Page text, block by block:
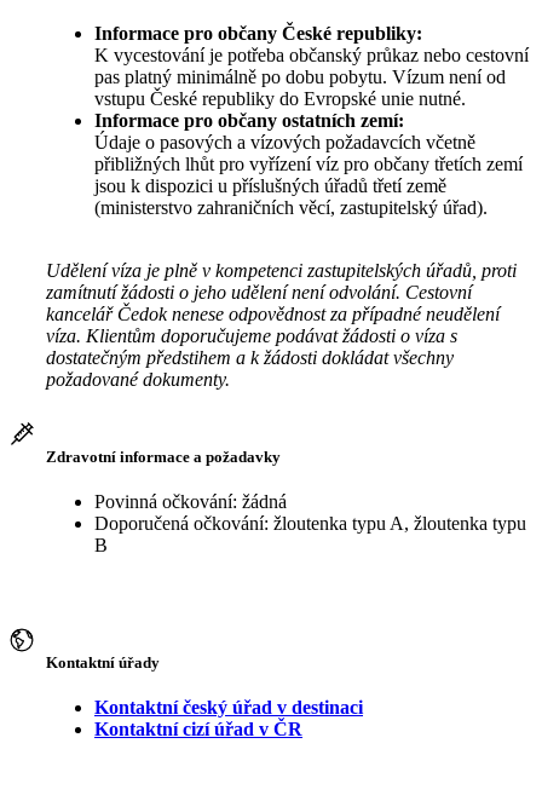
Informace pro občany České republiky:
K vycestování je potřeba občanský průkaz nebo cestovní
pas platný minimálně po dobu pobytu. Vízum není od
vstupu České republiky do Evropské unie nutné.
Informace pro občany ostatních zemí:
Údaje o pasových a vízových požadavcích včetně
přibližných lhůt pro vyřízení víz pro občany třetích zemí
jsou k dispozici u příslušných úřadů třetí země
(ministerstvo zahraničních věcí, zastupitelský úřad).
Udělení víza je plně v kompetenci zastupitelských úřadů, proti
zamítnutí žádosti o jeho udělení není odvolání. Cestovní
kancelář Čedok nenese odpovědnost za případné neudělení
víza. Klientům doporučujeme podávat žádosti o víza s
dostatečným předstihem a k žádosti dokládat všechny
požadované dokumenty.
Zdravotní informace a požadavky
Povinná očkování: žádná
Doporučená očkování: žloutenka typu A, žloutenka typu
B
Kontaktní úřady
Kontaktní český úřad v destinaci
Kontaktní cizí úřad v ČR